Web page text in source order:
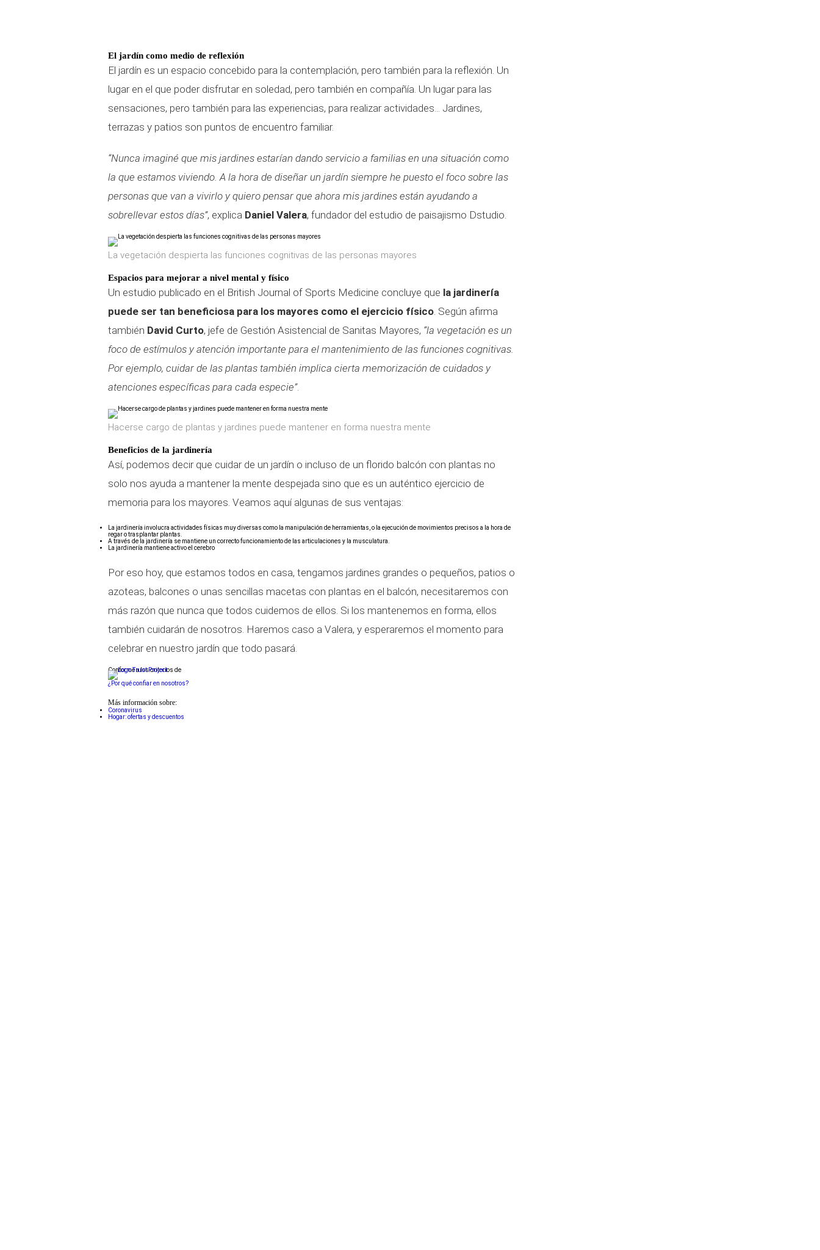
El jardín como medio de reflexión
El jardín es un espacio concebido para la contemplación, pero también para la reflexión. Un
lugar en el que poder disfrutar en soledad, pero también en compañía. Un lugar para las
sensaciones, pero también para las experiencias, para realizar actividades... Jardines,
terrazas y patios son puntos de encuentro familiar.
“Nunca imaginé que mis jardines estarían dando servicio a familias en una situación como
la que estamos viviendo. A la hora de diseñar un jardín siempre he puesto el foco sobre las
personas que van a vivirlo y quiero pensar que ahora mis jardines están ayudando a
sobrellevar estos días”, explica Daniel Valera, fundador del estudio de paisajismo Dstudio.
La vegetación despierta las funciones cognitivas de las personas mayores
Espacios para mejorar a nivel mental y físico
Un estudio publicado en el British Journal of Sports Medicine concluye que la jardinería
puede ser tan beneficiosa para los mayores como el ejercicio físico. Según afirma
también David Curto, jefe de Gestión Asistencial de Sanitas Mayores, “la vegetación es un
foco de estímulos y atención importante para el mantenimiento de las funciones cognitivas.
Por ejemplo, cuidar de las plantas también implica cierta memorización de cuidados y
atenciones específicas para cada especie”.
Hacerse cargo de plantas y jardines puede mantener en forma nuestra mente
Beneficios de la jardinería
Así, podemos decir que cuidar de un jardín o incluso de un florido balcón con plantas no
solo nos ayuda a mantener la mente despejada sino que es un auténtico ejercicio de
memoria para los mayores. Veamos aquí algunas de sus ventajas:
La jardinería involucra actividades físicas muy diversas como la manipulación de herramientas, o la ejecución de movimientos precisos a la hora de
regar o trasplantar plantas.
A través de la jardinería se mantiene un correcto funcionamiento de las articulaciones y la musculatura.
La jardinería mantiene activo el cerebro
Por eso hoy, que estamos todos en casa, tengamos jardines grandes o pequeños, patios o
azoteas, balcones o unas sencillas macetas con plantas en el balcón, necesitaremos con
más razón que nunca que todos cuidemos de ellos. Si los mantenemos en forma, ellos
también cuidarán de nosotros. Haremos caso a Valera, y esperaremos el momento para
celebrar en nuestro jardín que todo pasará.
Conforme a los criterios de
¿Por qué confiar en nosotros?
Más información sobre:
Coronavirus
Hogar: ofertas y descuentos